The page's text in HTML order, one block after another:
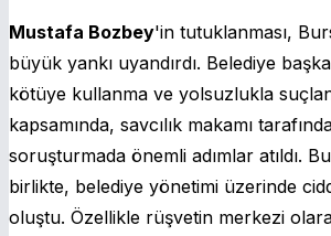
Mustafa Bozbey'in tutuklanması,
büyük yankı uyandırdı. Belediye
kötüye kullanma ve yolsuzlukla
kapsamında, savcılık makamı
soruşturmada önemli adımlar atıldı.
birlikte, belediye yönetimi üzerinde
oluştu. Özellikle rüşvetin merkezi